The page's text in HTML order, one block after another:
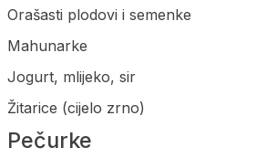
Orašasti plodovi i semenke
Mahunarke
Jogurt, mlijeko, sir
Žitarice (cijelo zrno)
Pečurke